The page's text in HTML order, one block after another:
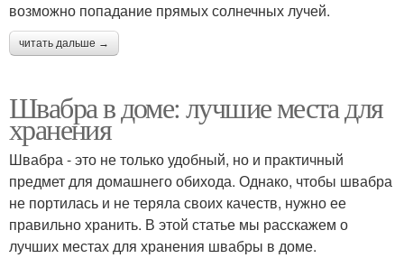
возможно попадание прямых солнечных лучей.
читать дальше →
Швабра в доме: лучшие места для
хранения
Швабра - это не только удобный, но и практичный
предмет для домашнего обихода. Однако, чтобы швабра
не портилась и не теряла своих качеств, нужно ее
правильно хранить. В этой статье мы расскажем о
лучших местах для хранения швабры в доме.